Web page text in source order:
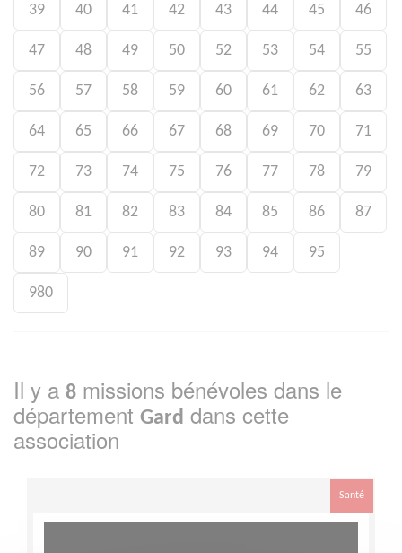
39 40 41 42 43 44 45 46
47 48 49 50 52 53 54 55
56 57 58 59 60 61 62 63
64 65 66 67 68 69 70 71
72 73 74 75 76 77 78 79
80 81 82 83 84 85 86 87
89 90 91 92 93 94 95
980
Il y a 8 missions bénévoles dans le
département Gard dans cette
association
Santé